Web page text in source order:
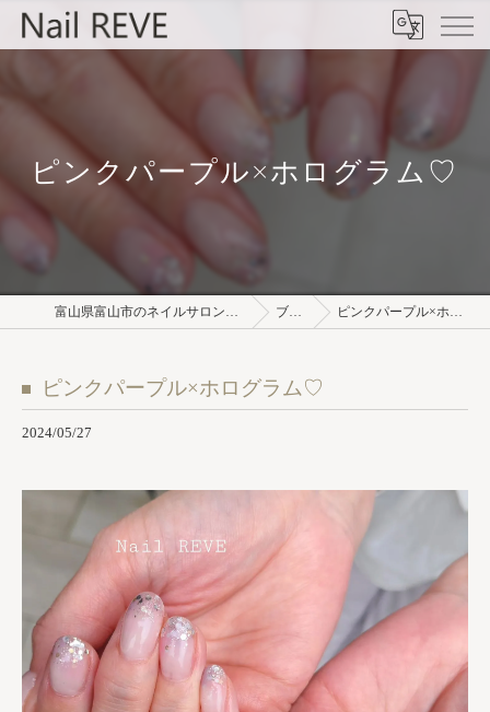
ピンクパープル×ホログラム♡
富山県富山市のネイルサロンならNail REVE ブログ ピンクパープル×ホログラム♡
ピンクパープル×ホログラム♡
2024/05/27